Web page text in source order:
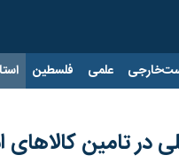
علمی فلسطین
در تامین